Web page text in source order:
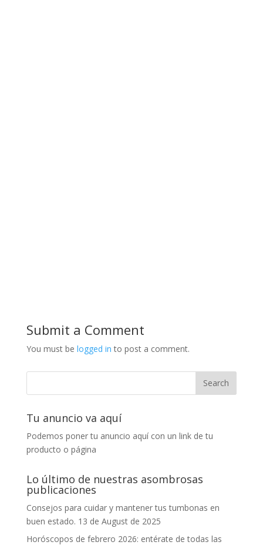
Submit a Comment
You must be logged in to post a comment.
Tu anuncio va aquí
Podemos poner tu anuncio aquí con un link de tu
producto o página
Lo último de nuestras asombrosas
publicaciones
Consejos para cuidar y mantener tus tumbonas en
buen estado. 13 de August de 2025
Horóscopos de febrero 2026: entérate de todas las